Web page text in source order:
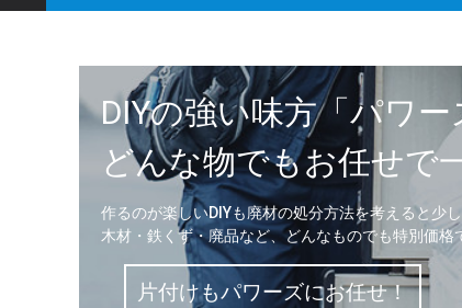
DIYの強い味方「パワ
どんな物でもお任せで
作るのが楽しいDIYも廃材の処分方法を考えると少
木材・鉄くず・廃品など、どんなものでも特別価
片付けもパワーズにお任せ！